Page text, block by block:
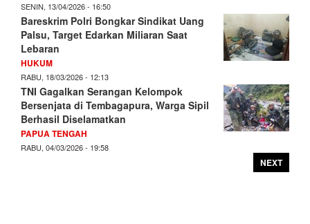
SENIN, 13/04/2026 - 16:50
Bareskrim Polri Bongkar Sindikat Uang
Palsu, Target Edarkan Miliaran Saat
Lebaran
HUKUM
RABU, 18/03/2026 - 12:13
TNI Gagalkan Serangan Kelompok
Bersenjata di Tembagapura, Warga Sipil
Berhasil Diselamatkan
PAPUA TENGAH
RABU, 04/03/2026 - 19:58
NEXT